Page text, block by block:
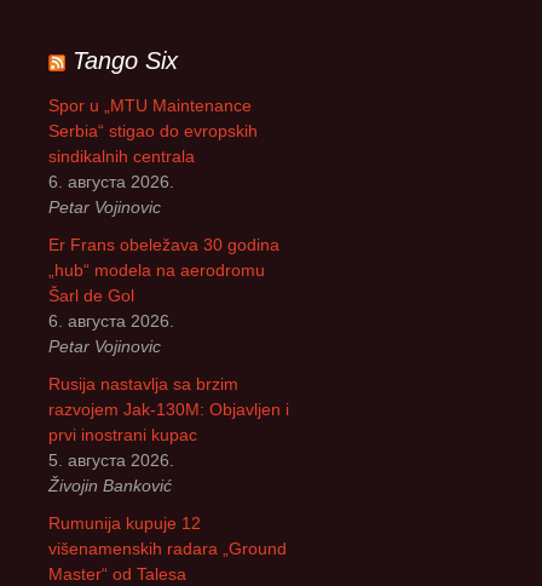
а
г
а
з
а
:
Tango Six
Spor u „MTU Maintenance
Serbia“ stigao do evropskih
sindikalnih centrala
6. августа 2026.
Petar Vojinovic
Er Frans obeležava 30 godina
„hub“ modela na aerodromu
Šarl de Gol
6. августа 2026.
Petar Vojinovic
Rusija nastavlja sa brzim
razvojem Jak-130M: Objavljen i
prvi inostrani kupac
5. августа 2026.
Živojin Banković
Rumunija kupuje 12
višenamenskih radara „Ground
Master“ od Talesa